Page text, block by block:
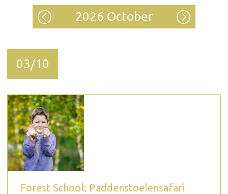
2026 October
03/10
Forest School: Paddenstoelensafari